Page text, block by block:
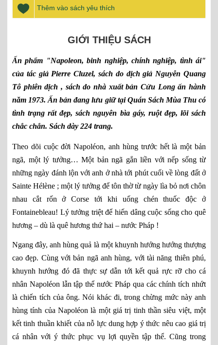
Thêm vào sách yêu thích
GIỚI THIỆU SÁCH
Ấn phẩm "Napoleon, binh nghiệp, chính nghiệp, tình ái"
của tác giả Pierre Cluzel, sách do dịch giả Nguyễn Quang
Tô phiên dịch , sách do nhà xuất bản Cửu Long ấn hành
năm 1973. Ấn bản đang lưu giữ tại Quán Sách Mùa Thu có
tình trạng rất đẹp, sách nguyên bìa gáy, ruột đẹp, lõi sách
chắc chắn. Sách dày 224 trang.
Theo dõi cuộc đời Napoléon, anh hùng trước hết là một bản
ngã, một lý tưởng… Một bản ngã gắn liền với nếp sống từ
những ngày đánh lộn với anh ở nhà tới phút cuối về lòng đất ở
Sainte Hélène ; một lý tưởng để tôn thờ từ ngày lìa bỏ nơi chôn
nhau cắt rốn ở Corse tới khi uống chén thuốc độc ở
Fontainebleau! Lý tưởng triệt để hiến dâng cuộc sống cho quê
hương – dù là quê hương thứ hai – nước Pháp !
Ngang đây, anh hùng quả là một khuynh hướng hướng thượng
cao đẹp. Cùng với bản ngã anh hùng, với tài năng thiên phú,
khuynh hướng đó đã thực sự dẫn tới kết quả rực rỡ cho cá
nhân Napoléon lẫn tập thể nước Pháp qua các chính tích nhứt
là chiến tích của ông. Nói khác đi, trong chừng mức này anh
hùng tính của Napoléon là một giá trị tinh thần siêu việt, một
kết tinh thuần khiết của nỗ lực dung hợp ý thức nêu cao giá trị
cá nhân với ý thức phục vụ lợi quyền tập thể. Cũng trong